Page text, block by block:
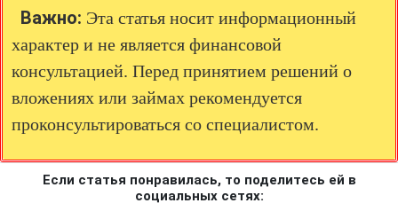
Важно: Эта статья носит информационный
характер и не является финансовой
консультацией. Перед принятием решений о
вложениях или займах рекомендуется
проконсультироваться со специалистом.
Если статья понравилась, то поделитесь ей в
социальных сетях: